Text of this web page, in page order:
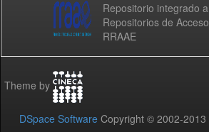
Repositorio integrado
Repositorios de
RRAAE
Theme by
DSpace Software Copyright © 2002-2013